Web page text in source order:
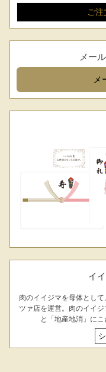
ご注
メー
メ
イ
肉のイイジマを母体とし
ツァ店を運営。肉のイイ
と「地産地消」に